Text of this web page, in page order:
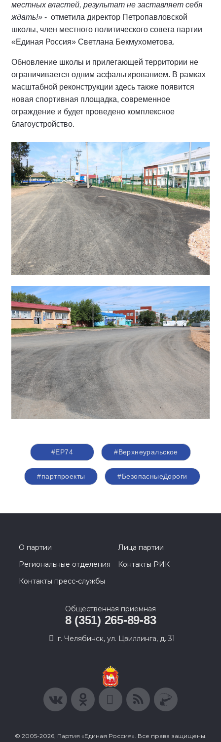
местных властей, результат не заставляет себя
ждать!» - отметила директор Петропавловской
школы, член местного политического совета партии
«Единая Россия» Светлана Бекмухометова.
Обновление школы и прилегающей территории не
ограничивается одним асфальтированием. В рамках
масштабной реконструкции здесь также появится
новая спортивная площадка, современное
ограждение и будет проведено комплексное
благоустройство.
#ЕР74 #Верхнеуральское
#партпроекты #БезопасныеДороги
О партии
Лица партии
Региональные отделения
Контакты РИК
Контакты пресс-службы
Общественная приемная
8 (351) 265-89-83
г. Челябинск, ул. Цвиллинга, д. 31
© 2005-2026, Партия «Единая Россия». Все права защищены.